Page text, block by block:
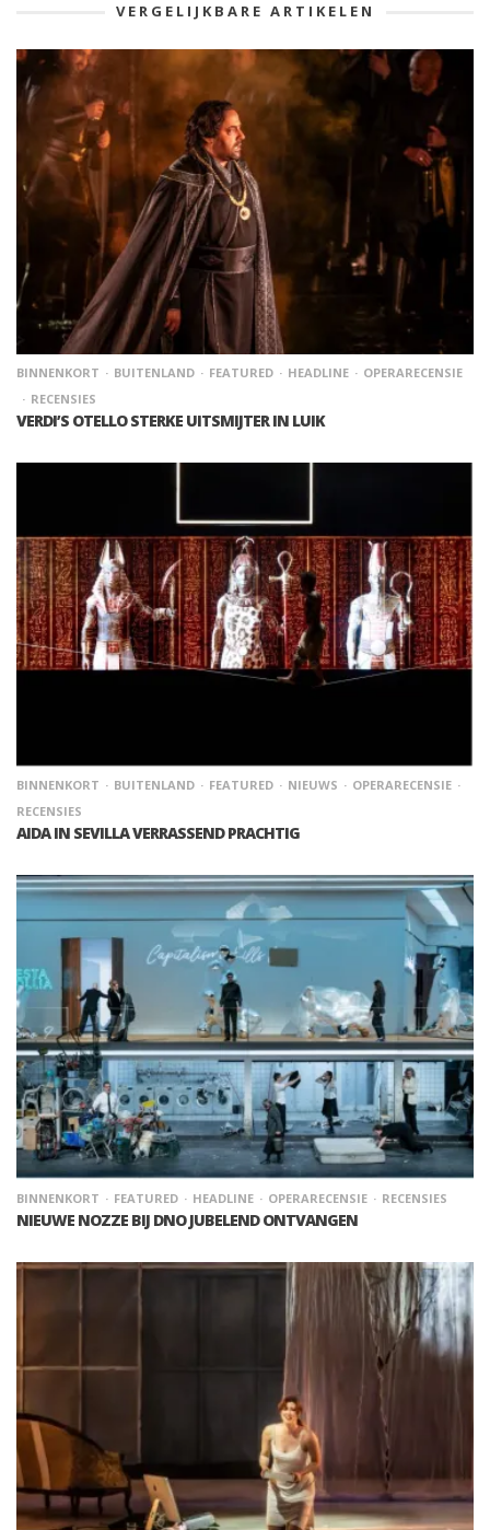
VERGELIJKBARE ARTIKELEN
BINNENKORT BUITENLAND FEATURED HEADLINE
OPERARECENSIE
RECENSIES
VERDI’S OTELLO STERKE UITSMIJTER IN LUIK
BINNENKORT BUITENLAND FEATURED NIEUWS
OPERARECENSIE
RECENSIES
AIDA IN SEVILLA VERRASSEND PRACHTIG
BINNENKORT FEATURED HEADLINE OPERARECENSIE RECENSIES
NIEUWE NOZZE BIJ DNO JUBELEND ONTVANGEN